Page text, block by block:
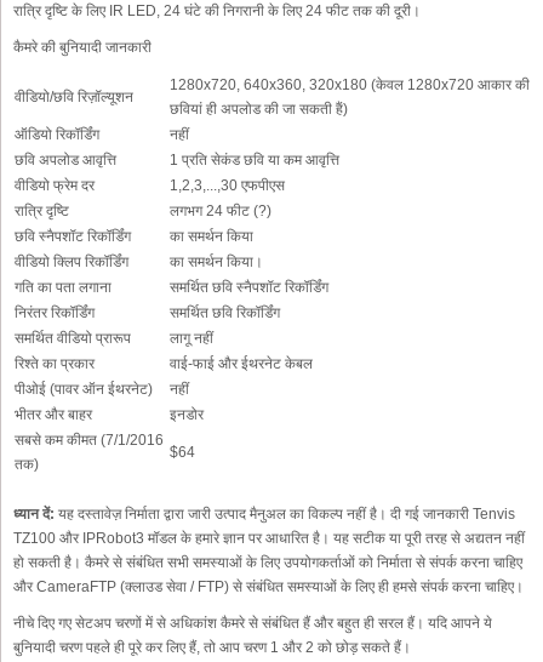
रात्रि दृष्टि के लिए IR LED, 24 घंटे की निगरानी के लिए 24 फीट तक की दूरी।
कैमरे की बुनियादी जानकारी
वीडियो/छवि रिज़ॉल्यूशन
1280x720, 640x360, 320x180 (केवल 1280x720 आकार की
छवियां ही अपलोड की जा सकती हैं)
ऑडियो रिकॉर्डिंग
नहीं
छवि अपलोड आवृत्ति
1 प्रति सेकंड छवि या कम आवृत्ति
वीडियो फ्रेम दर
1,2,3,...,30 एफपीएस
रात्रि दृष्टि
लगभग 24 फीट (?)
छवि स्नैपशॉट रिकॉर्डिंग
का समर्थन किया
वीडियो क्लिप रिकॉर्डिंग
का समर्थन किया।
गति का पता लगाना
समर्थित छवि स्नैपशॉट रिकॉर्डिंग
निरंतर रिकॉर्डिंग
समर्थित छवि रिकॉर्डिंग
समर्थित वीडियो प्रारूप
लागू नहीं
रिश्ते का प्रकार
वाई-फाई और ईथरनेट केबल
पीओई (पावर ऑन ईथरनेट)
नहीं
भीतर और बाहर
इनडोर
सबसे कम कीमत (7/1/2016
तक)
$64
ध्यान दें: यह दस्तावेज़ निर्माता द्वारा जारी उत्पाद मैनुअल का विकल्प नहीं है। दी गई जानकारी Tenvis
TZ100 और IPRobot3 मॉडल के हमारे ज्ञान पर आधारित है। यह सटीक या पूरी तरह से अद्यतन नहीं
हो सकती है। कैमरे से संबंधित सभी समस्याओं के लिए उपयोगकर्ताओं को निर्माता से संपर्क करना चाहिए
और CameraFTP (क्लाउड सेवा / FTP) से संबंधित समस्याओं के लिए ही हमसे संपर्क करना चाहिए।
नीचे दिए गए सेटअप चरणों में से अधिकांश कैमरे से संबंधित हैं और बहुत ही सरल हैं। यदि आपने ये
बुनियादी चरण पहले ही पूरे कर लिए हैं, तो आप चरण 1 और 2 को छोड़ सकते हैं।